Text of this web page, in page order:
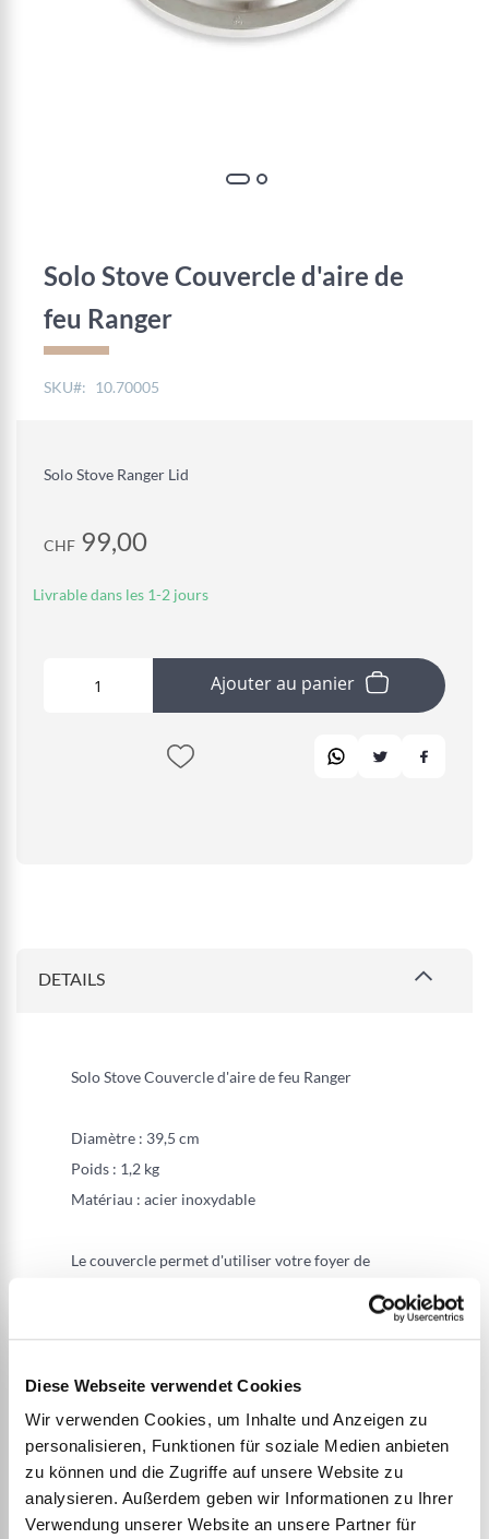
Diese Webseite verwendet Cookies
Wir verwenden Cookies, um Inhalte und Anzeigen zu
personalisieren, Funktionen für soziale Medien anbieten
zu können und die Zugriffe auf unsere Website zu
analysieren. Außerdem geben wir Informationen zu Ihrer
Verwendung unserer Website an unsere Partner für
Solo Stove Couvercle d'aire de
feu Ranger
SKU 10.70005
Solo Stove Ranger Lid
CHF 99,00
Livrable dans les 1-2 jours
Ajouter au panier
beginning
images
DETAILS
Solo Stove Couvercle d'aire de feu Ranger
Diamètre : 39,5 cm
Poids : 1,2 kg
Matériau : acier inoxydable
Le couvercle permet d'utiliser votre foyer de
manière universelle. Il recueille les cendres et les
moderne.
PLUS D’INFORMATION